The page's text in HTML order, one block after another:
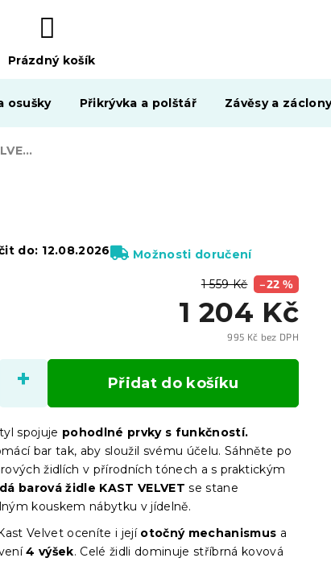
NÁKUPNÍ
KOŠÍK
Prázdný košík
osušky Přikrývka a polštář Závěsy a
Šedá barová židle VELVET KAST
1 559 Kč –22 %
1 204 Kč
995 Kč bez DPH
cena:
do: 12.08.2026 Možnosti doručení
Přidat do košíku
spojuje pohodlné prvky s funkčností.
bar tak, aby sloužil svému účelu. Sáhněte po
židlích v přírodních tónech a s praktickým
barová židle KAST VELVET se stane
kouskem nábytku v jídelně.
Velvet oceníte i její otočný mechanismus a
4 výšek. Celé židli dominuje stříbrná kovová